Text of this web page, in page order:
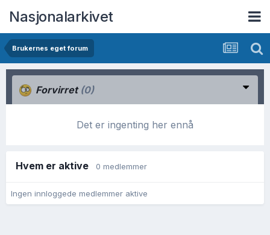
Nasjonalarkivet
Brukernes eget forum
Forvirret (0)
Det er ingenting her ennå
Hvem er aktive 0 medlemmer
Ingen innloggede medlemmer aktive